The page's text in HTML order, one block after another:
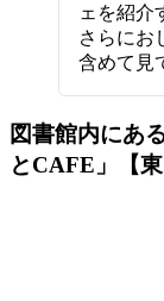
ェを紹介
さらにお
含めて見
図書館内にあ
とCAFE」【